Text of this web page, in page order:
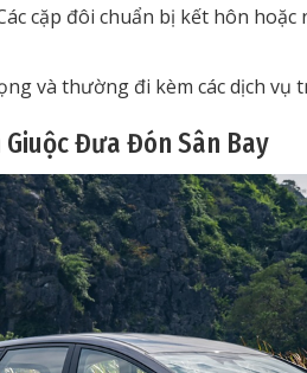
cặp đôi chuẩn bị kết hôn
và thường đi kèm các dịch vụ
Giuộc Đưa Đón Sân Bay